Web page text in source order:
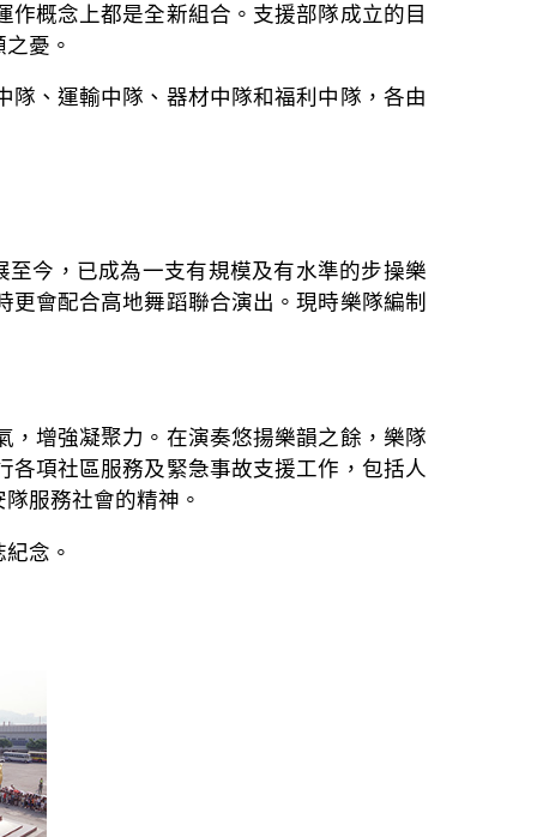
概念上都是全新組合。支援部隊成立的目
憂。
、運輸中隊、器材中隊和福利中隊，各由
今，已成為一支有規模及有水準的步操樂
會配合高地舞蹈聯合演出。現時樂隊編制
增強凝聚力。在演奏悠揚樂韻之餘，樂隊
項社區服務及緊急事故支援工作，包括人
服務社會的精神。
念。